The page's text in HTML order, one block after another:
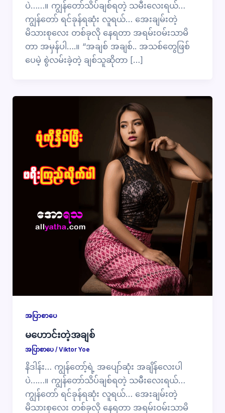
ပဲ……။ ကျွန်တော်သိပ်ချစ်ရတဲ့ သမီးလေးရယ်…
ကျွန်တော် ရင်ခုန်ရဆုံး လူရယ်… အေးချမ်းတဲ့
မိသားစုလေး တစ်ခုလို နေရတာ အရမ်းဝမ်းသာမိ
တာ အမှန်ပါ….။ “အချစ် အချစ်.. အသစ်တွေဖြစ်
ပေမဲ့ စွဲလမ်းခဲ့တဲ့ ချစ်သူဆိုတာ […]
အပြာစာပေ
မဟောင်းတဲ့အချစ်
အပြာစာပေ/Viktor Yoe
နိဒါန်း… ကျွန်တော့်ရဲ့ အပျော်ဆုံး အချိန်လေးပါ
ပဲ……။ ကျွန်တော်သိပ်ချစ်ရတဲ့ သမီးလေးရယ်…
ကျွန်တော် ရင်ခုန်ရဆုံး လူရယ်… အေးချမ်းတဲ့
မိသားစုလေး တစ်ခုလို နေရတာ အရမ်းဝမ်းသာမိ